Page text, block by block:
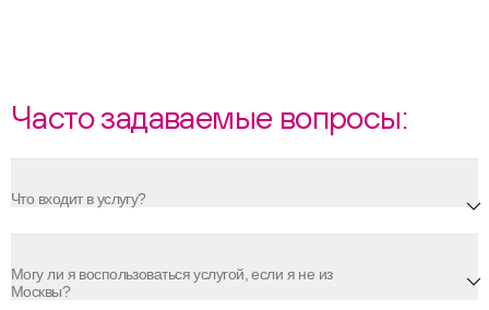
Часто задаваемые вопросы:
Что входит в услугу?
Могу ли я воспользоваться услугой, если я не из
Москвы?